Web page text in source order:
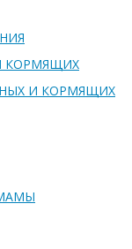
КОРМЯЩИХ
И КОРМЯЩИХ